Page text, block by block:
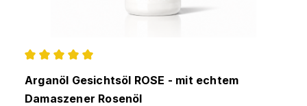
Durchschnittliche Bewertung von 5 von 5 Sternen
Arganöl Gesichtsöl ROSE - mit echtem
Damaszener Rosenöl